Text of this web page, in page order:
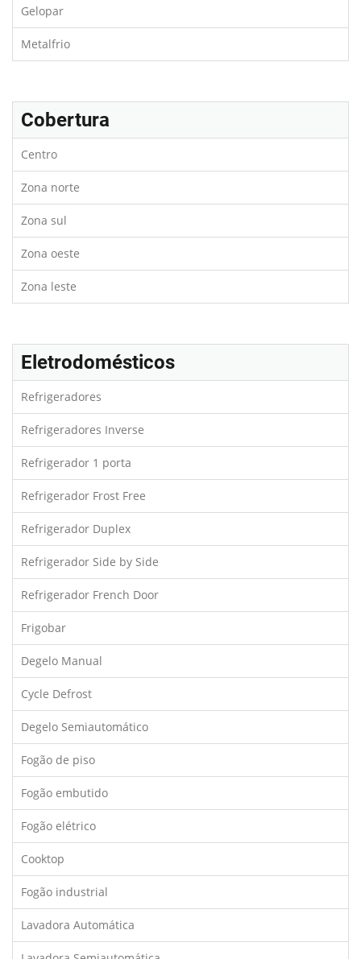
Gelopar
Metalfrio
Cobertura
Centro
Zona norte
Zona sul
Zona oeste
Zona leste
Eletrodomésticos
Refrigeradores
Refrigeradores Inverse
Refrigerador 1 porta
Refrigerador Frost Free
Refrigerador Duplex
Refrigerador Side by Side
Refrigerador French Door
Frigobar
Degelo Manual
Cycle Defrost
Degelo Semiautomático
Fogão de piso
Fogão embutido
Fogão elétrico
Cooktop
Fogão industrial
Lavadora Automática